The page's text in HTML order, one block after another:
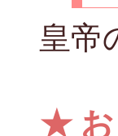
皇帝
★